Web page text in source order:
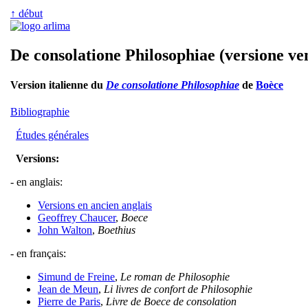
↑ début
De consolatione Philosophiae (versione
Version italienne du De consolatione Philosophiae de Boèce
Bibliographie
Études générales
Versions:
- en anglais:
Versions en ancien anglais
Geoffrey Chaucer, Boece
John Walton, Boethius
- en français:
Simund de Freine, Le roman de Philosophie
Jean de Meun, Li livres de confort de Philosophie
Pierre de Paris, Livre de Boece de consolation